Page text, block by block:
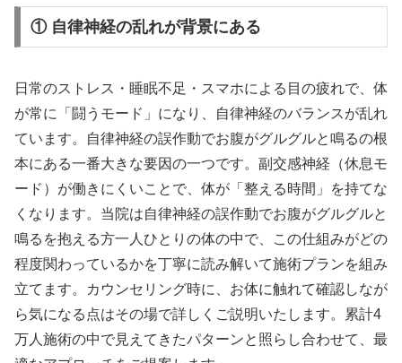
① 自律神経の乱れが背景にある
日常のストレス・睡眠不足・スマホによる目の疲れで、体
が常に「闘うモード」になり、自律神経のバランスが乱れ
ています。自律神経の誤作動でお腹がグルグルと鳴るの根
本にある一番大きな要因の一つです。副交感神経（休息モ
ード）が働きにくいことで、体が「整える時間」を持てな
くなります。当院は自律神経の誤作動でお腹がグルグルと
鳴るを抱える方一人ひとりの体の中で、この仕組みがどの
程度関わっているかを丁寧に読み解いて施術プランを組み
立てます。カウンセリング時に、お体に触れて確認しなが
ら気になる点はその場で詳しくご説明いたします。累計4
万人施術の中で見えてきたパターンと照らし合わせて、最